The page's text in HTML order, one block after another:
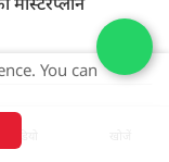
मास्टरप्लान
You can